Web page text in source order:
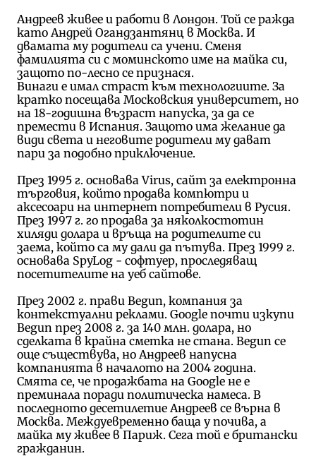
Андреев живее и работи в Лондон. Той се ражда
като Андрей Огандзантянц в Москва. И
двамата му родители са учени. Сменя
фамилията си с моминското име на майка си,
защото по-лесно се признася.
Винаги е имал страст към технологиите. За
кратко посещава Московския университет, но
на 18-годишна възраст напуска, за да се
премести в Испания. Защото има желание да
види света и неговите родители му дават
пари за подобно приключение.
През 1995 г. основава Virus, сайт за електронна
търговия, който продава компютри и
аксесоари на интернет потребители в Русия.
През 1997 г. го продава за няколкостотин
хиляди долара и връща на родителите си
заема, който са му дали да пътува. През 1999 г.
основава SpyLog - софтуер, проследяващ
посетителите на уеб сайтове.
През 2002 г. прави Begun, компания за
контекстуални реклами. Google почти изкупи
Begun през 2008 г. за 140 млн. долара, но
сделката в крайна сметка не стана. Begun се
още съществува, но Андреев напусна
компанията в началото на 2004 година.
Смята се, че продажбата на Google не е
преминала поради политическа намеса. В
последното десетилетие Андреев се върна в
Москва. Междуевременно баща у почива, а
майка му живее в Париж. Сега той е британски
гражданин.